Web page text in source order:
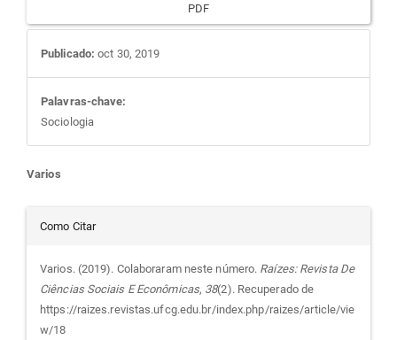
PDF
Publicado: oct 30, 2019
Palavras-chave:
Sociologia
Conteúdo
do
artigo
principal
Varios
Detalhes
do
artigo
Como Citar
Varios. (2019). Colaboraram neste número. Raízes: Revista De
Ciências Sociais E Econômicas, 38(2). Recuperado de
https://raizes.revistas.ufcg.edu.br/index.php/raizes/article/vie
w/18